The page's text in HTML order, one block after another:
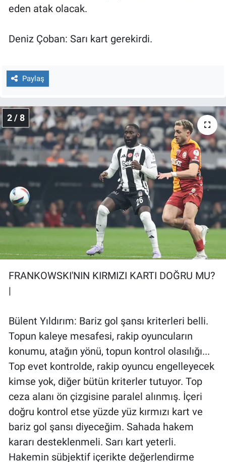
eden atak olacak.
Deniz Çoban: Sarı kart gerekirdi.
Paylaş
2 / 8
FRANKOWSKI'NIN KIRMIZI KARTI DOĞRU MU?
|
Bülent Yıldırım: Bariz gol şansı kriterleri belli.
Topun kaleye mesafesi, rakip oyuncuların
konumu, atağın yönü, topun kontrol olasılığı...
Top evet kontrolde, rakip oyuncu engelleyecek
kimse yok, diğer bütün kriterler tutuyor. Top
ceza alanı ön çizgisine paralel alınmış. İçeri
doğru kontrol etse yüzde yüz kırmızı kart ve
bariz gol şansı diyeceğim. Sahada hakem
kararı desteklenmeli. Sarı kart yeterli.
Hakemin sübjektif içerikte değerlendirme
Canlı Yayın